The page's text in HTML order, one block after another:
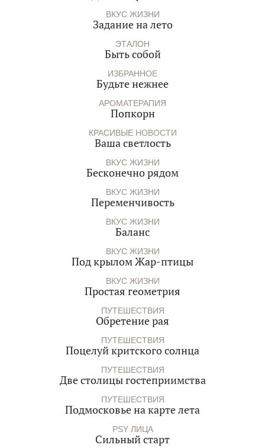
ВКУС ЖИЗНИ
Задание на лето
ЭТАЛОН
Быть собой
ИЗБРАННОЕ
Будьте нежнее
АРОМАТЕРАПИЯ
Попкорн
КРАСИВЫЕ НОВОСТИ
Ваша светлость
ВКУС ЖИЗНИ
Бесконечно рядом
ВКУС ЖИЗНИ
Переменчивость
ВКУС ЖИЗНИ
Баланс
ВКУС ЖИЗНИ
Под крылом Жар-птицы
ВКУС ЖИЗНИ
Простая геометрия
ПУТЕШЕСТВИЯ
Обретение рая
ПУТЕШЕСТВИЯ
Поцелуй критского солнца
ПУТЕШЕСТВИЯ
Две столицы гостеприимства
ПУТЕШЕСТВИЯ
Подмосковье на карте лета
PSY ЛИЦА
Сильный старт